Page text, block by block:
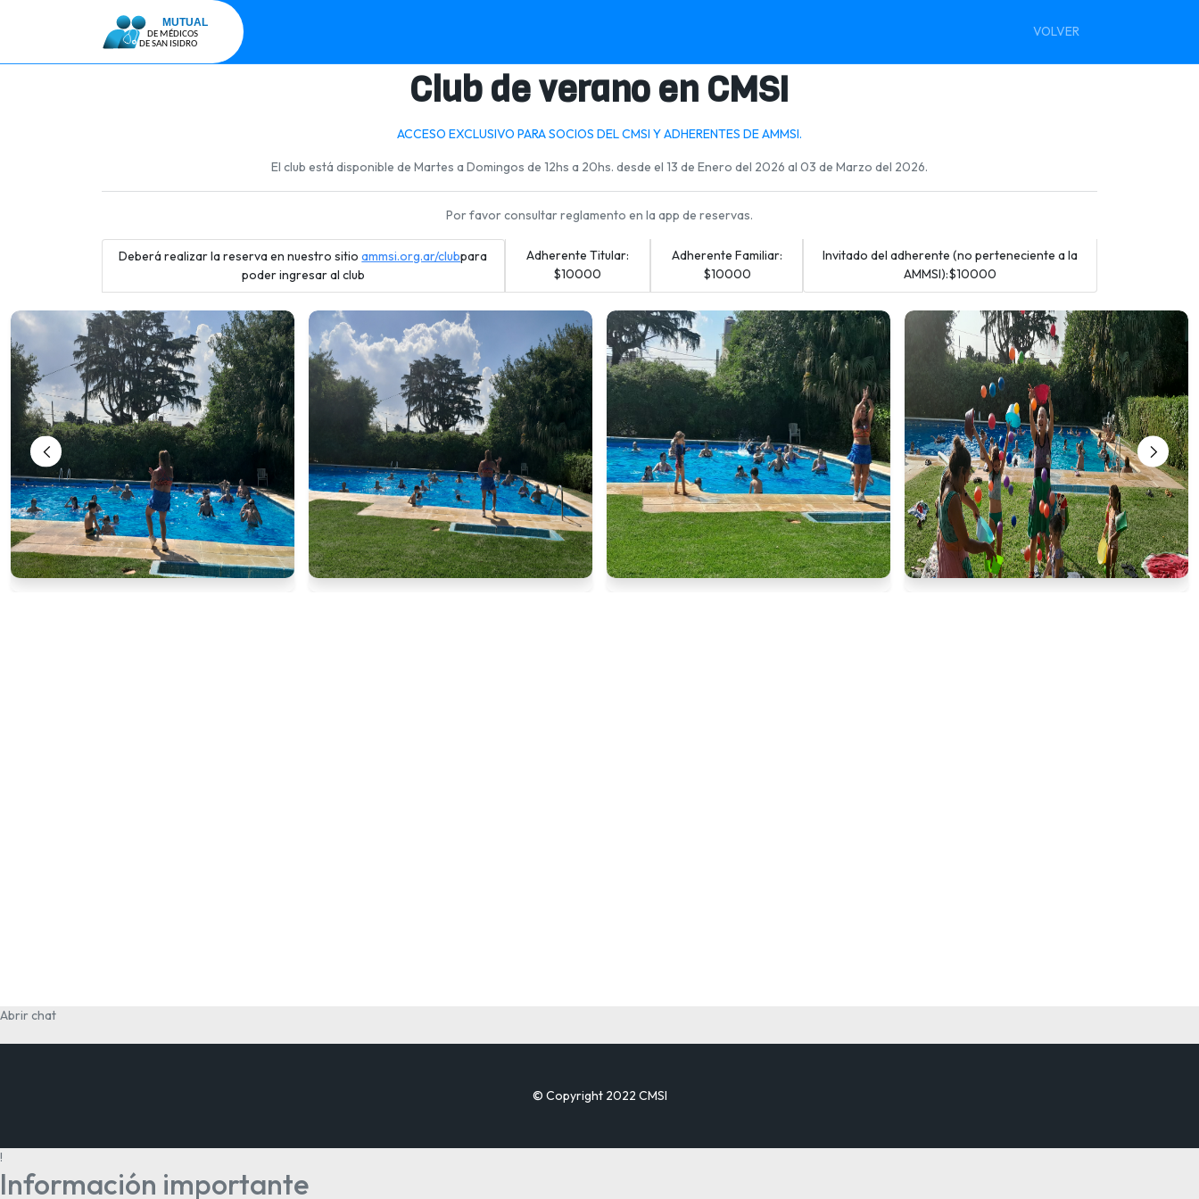
VOLVER
Club de verano en CMSI
ACCESO EXCLUSIVO PARA SOCIOS DEL CMSI Y ADHERENTES DE AMMSI.
El club está disponible de Martes a Domingos de 12hs a 20hs. desde el 13 de Enero del 2026 al 03 de Marzo del 2026.
Por favor consultar reglamento en la app de reservas.
Deberá realizar la reserva en nuestro sitioammsi.org.ar/clubpara
poder ingresar al club
Adherente Titular:
$10000
Adherente Familiar:
$10000
Invitado del adherente (no perteneciente a la
AMMSI):$10000
Abrir chat
© Copyright 2022 CMSI
!
Información importante